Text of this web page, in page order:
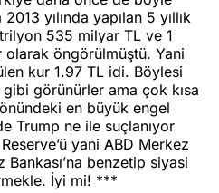
yılında yapılan 5 yıllık
535 milyar TL ve 1
öngörülmüştü. Yani
kur 1.97 TL idi. Böylesi
görünürler ama çok kısa
en büyük engel
Trump ne ile suçlanıyor
yani ABD Merkez
Bankası’na benzetip siyasi
İyi mi! ***